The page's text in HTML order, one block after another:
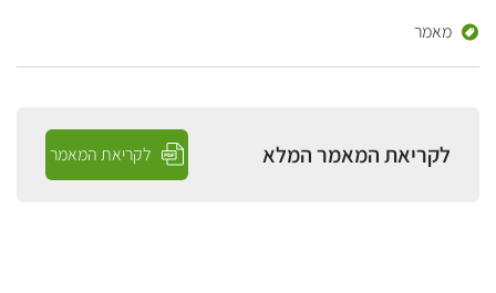
מאמר
לקריאת המאמר המלא לקריאת המאמר